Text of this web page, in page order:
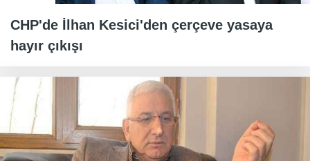
CHP'de İlhan Kesici'den çerçeve yasaya
hayır çıkışı